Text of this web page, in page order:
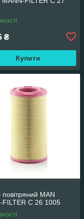
₴
Купити
повітряний MAN
FILTER C 26 1005